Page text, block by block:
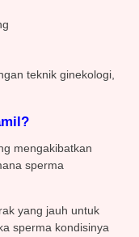
teknik ginekologi,
mengakibatkan
sperma
yang jauh untuk
sperma kondisinya